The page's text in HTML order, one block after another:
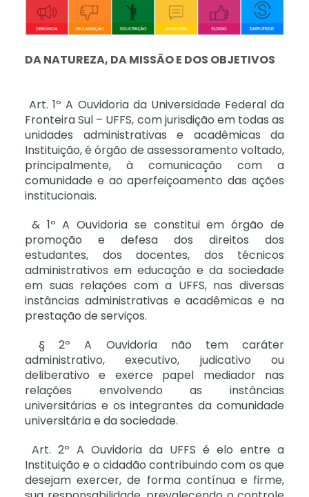
DA NATUREZA, DA MISSÃO E DOS OBJETIVOS
Art. 1º A Ouvidoria da Universidade Federal da
Fronteira Sul – UFFS, com jurisdição em todas as
unidades administrativas e acadêmicas da
Instituição, é órgão de assessoramento voltado,
principalmente, à comunicação com a
comunidade e ao aperfeiçoamento das ações
institucionais.
& 1º A Ouvidoria se constitui em órgão de
promoção e defesa dos direitos dos
estudantes, dos docentes, dos técnicos
administrativos em educação e da sociedade
em suas relações com a UFFS, nas diversas
instâncias administrativas e acadêmicas e na
prestação de serviços.
§ 2º A Ouvidoria não tem caráter
administrativo, executivo, judicativo ou
deliberativo e exerce papel mediador nas
relações envolvendo as instâncias
universitárias e os integrantes da comunidade
universitária e da sociedade.
Art. 2º A Ouvidoria da UFFS é elo entre a
Instituição e o cidadão contribuindo com os que
desejam exercer, de forma contínua e firme,